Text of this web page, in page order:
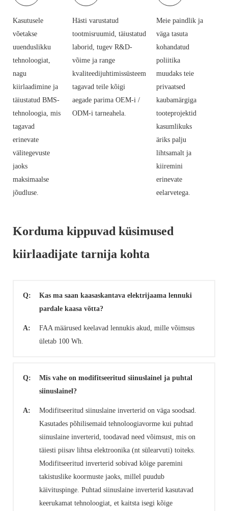
Kasutusele
võetakse
uuenduslikku
tehnoloogiat,
nagu
kiirlaadimine ja
täiustatud BMS-
tehnoloogia, mis
tagavad
erinevate
välitegevuste
jaoks
maksimaalse
jõudluse.
Hästi varustatud
tootmisruumid, täiustatud
laborid, tugev R&D-
võime ja range
kvaliteedijuhtimissüsteem
tagavad teile kõigi
aegade parima OEM-i /
ODM-i tarneahela.
Meie paindlik ja
väga tasuta
kohandatud
poliitika
muudaks teie
privaatsed
kaubamärgiga
tooteprojektid
kasumlikuks
äriks palju
lihtsamalt ja
kiiremini
erinevate
eelarvetega.
Korduma kippuvad küsimused
kiirlaadijate tarnija kohta
Q:
Kas ma saan kaasaskantava elektrijaama lennuki
pardale kaasa võtta?
A:
FAA määrused keelavad lennukis akud, mille võimsus
ületab 100 Wh.
Q:
Mis vahe on modifitseeritud siinuslainel ja puhtal
siinuslainel?
A:
Modifitseeritud siinuslaine inverterid on väga soodsad.
Kasutades põhilisemaid tehnoloogiavorme kui puhtad
siinuslaine inverterid, toodavad need võimsust, mis on
täiesti piisav lihtsa elektroonika (nt sülearvuti) toiteks.
Modifitseeritud inverterid sobivad kõige paremini
takistuslike koormuste jaoks, millel puudub
käivituspinge. Puhtad siinuslaine inverterid kasutavad
keerukamat tehnoloogiat, et kaitsta isegi kõige